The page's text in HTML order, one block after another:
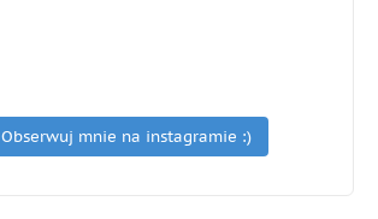
Obserwuj mnie na instagramie :)